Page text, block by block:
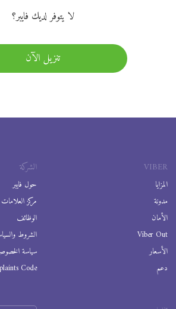
لا يتوفر لديك فايبر؟
تنزيل الآن
VIBER
المزايا
مدونة
الأمان
Viber Out
الأسعار
دعم
الشركة
حول فايبر
مركز العلامات
الوظائف
الشروط
سياسة
Code